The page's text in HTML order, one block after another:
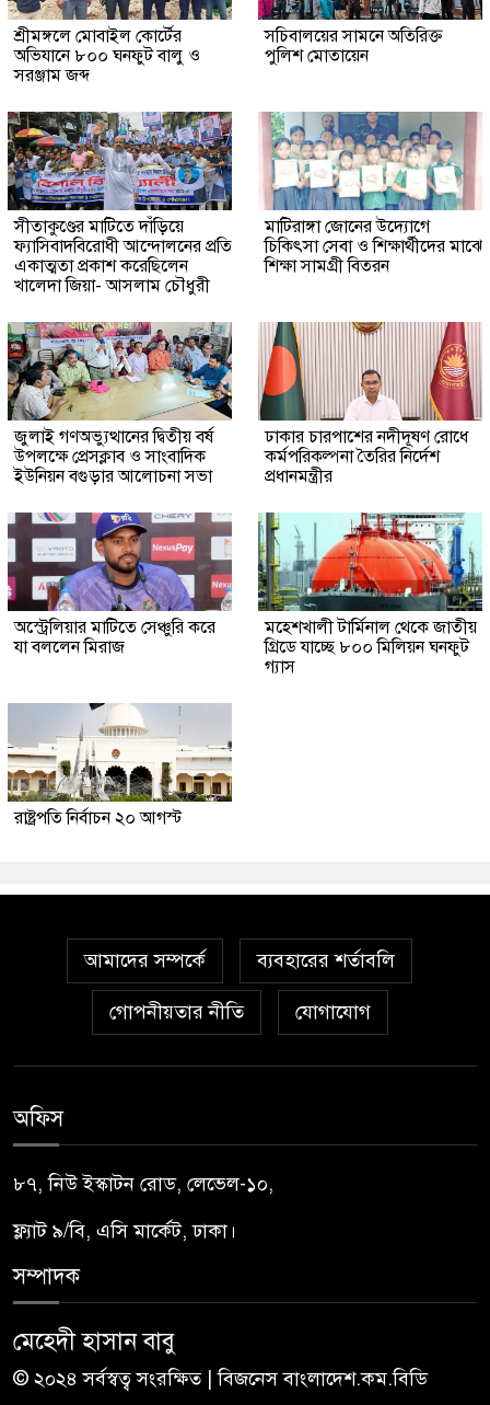
শ্রীমঙ্গলে মোবাইল কোর্টের
অভিযানে ৮০০ ঘনফুট বালু ও
সরঞ্জাম জব্দ
সচিবালয়ের সামনে অতিরিক্ত
পুলিশ মোতায়েন
সীতাকুণ্ডের মাটিতে দাঁড়িয়ে
ফ্যাসিবাদবিরোধী আন্দোলনের প্রতি
একাত্মতা প্রকাশ করেছিলেন
খালেদা জিয়া- আসলাম চৌধুরী
মাটিরাঙ্গা জোনের উদ্যোগে
চিকিৎসা সেবা ও শিক্ষার্থীদের মাঝে
শিক্ষা সামগ্রী বিতরন
জুলাই গণঅভ্যুত্থানের দ্বিতীয় বর্ষ
উপলক্ষে প্রেসক্লাব ও সাংবাদিক
ইউনিয়ন বগুড়ার আলোচনা সভা
ঢাকার চারপাশের নদীদূষণ রোধে
কর্মপরিকল্পনা তৈরির নির্দেশ
প্রধানমন্ত্রীর
অস্ট্রেলিয়ার মাটিতে সেঞ্চুরি করে
যা বললেন মিরাজ
মহেশখালী টার্মিনাল থেকে জাতীয়
গ্রিডে যাচ্ছে ৮০০ মিলিয়ন ঘনফুট
গ্যাস
রাষ্ট্রপতি নির্বাচন ২০ আগস্ট
আমাদের সম্পর্কে ব্যবহারের শর্তাবলি
গোপনীয়তার নীতি যোগাযোগ
অফিস
৮৭, নিউ ইস্কাটন রোড, লেভেল-১০,
ফ্ল্যাট ৯/বি, এসি মার্কেট, ঢাকা।
সম্পাদক
মেহেদী হাসান বাবু
© ২০২৪ সর্বস্বত্ব সংরক্ষিত | বিজনেস বাংলাদেশ.কম.বিডি